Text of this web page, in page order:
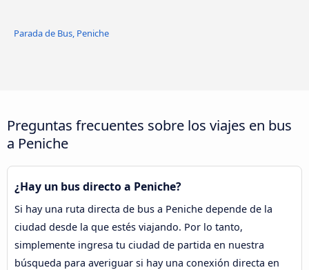
Parada de Bus, Peniche
Preguntas frecuentes sobre los viajes en bus
a Peniche
¿Hay un bus directo a Peniche?
Si hay una ruta directa de bus a Peniche depende de la
ciudad desde la que estés viajando. Por lo tanto,
simplemente ingresa tu ciudad de partida en nuestra
búsqueda para averiguar si hay una conexión directa en